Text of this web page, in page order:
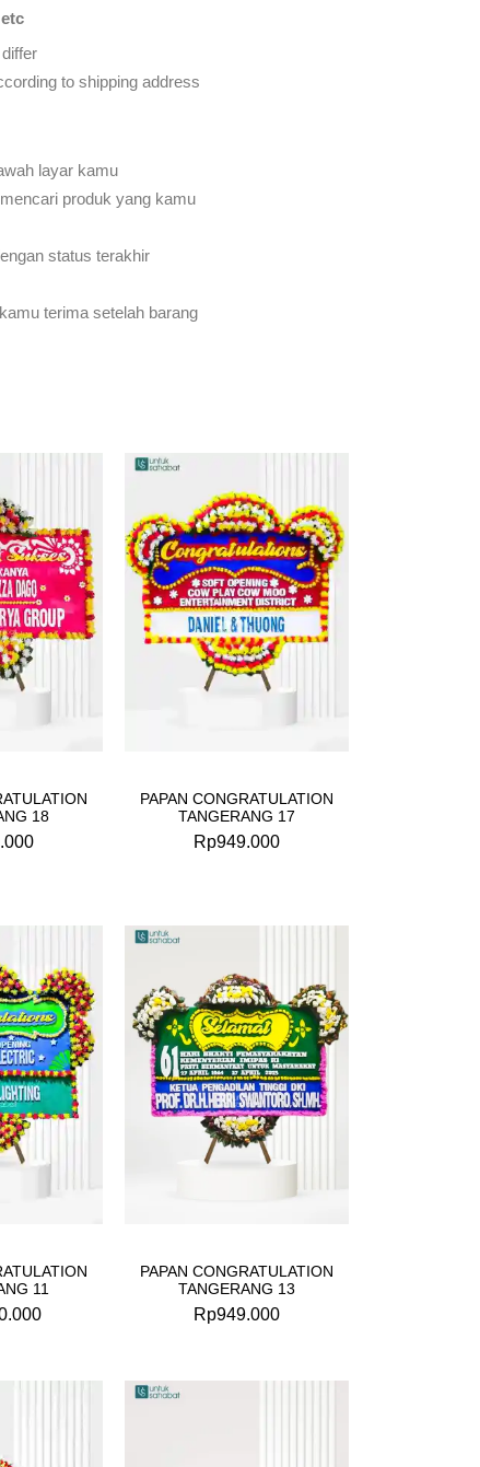
to shipping address
layar kamu
produk yang kamu
status terakhir
terima setelah barang
18
PAPAN CONGRATULATION
TANGERANG 17
Rp949.000
11
PAPAN CONGRATULATION
TANGERANG 13
Rp949.000